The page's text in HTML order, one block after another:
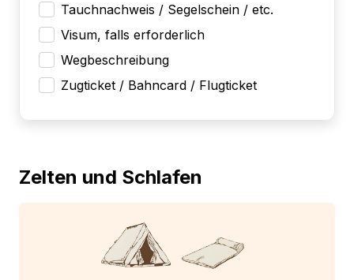
Tauchnachweis / Segelschein / etc.
Visum, falls erforderlich
Wegbeschreibung
Zugticket / Bahncard / Flugticket
Zelten und Schlafen